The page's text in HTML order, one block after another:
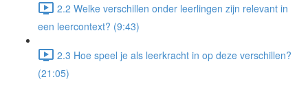
2.2 Welke verschillen onder leerlingen zijn relevant in
een leercontext? (9:43)
2.3 Hoe speel je als leerkracht in op deze verschillen?
(21:05)